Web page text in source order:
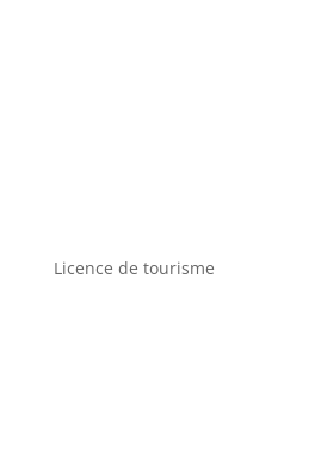
Licence de tourisme